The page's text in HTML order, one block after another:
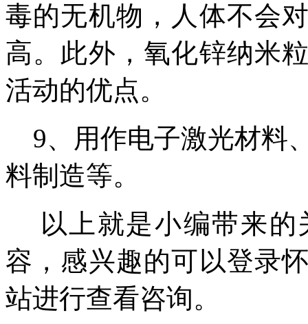
毒的无机物，人体不会
高。此外，氧化锌纳米
活动的优点。
9、用作电子激光材料
料制造等。
以上就是小编带来的
容，感兴趣的可以登录
站进行查看咨询。